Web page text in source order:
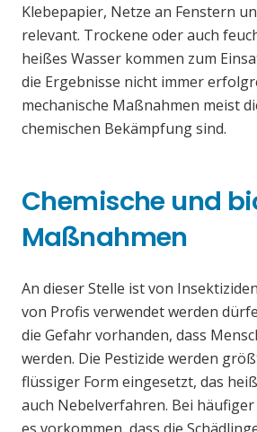
Klebepapier, Netze an Fenstern
relevant. Trockene oder auch
heißes Wasser kommen zum
die Ergebnisse nicht immer
mechanische Maßnahmen meist
chemischen Bekämpfung sind.
Chemische und
Maßnahmen
An dieser Stelle ist von
von Profis verwendet werden
die Gefahr vorhanden, dass
werden. Die Pestizide werden
flüssiger Form eingesetzt, das
auch Nebelverfahren. Bei